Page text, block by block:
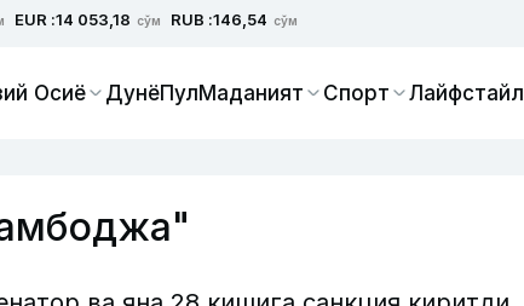
EUR :14 053,18 сўм RUB :146,54 сўм
Осиё ДунёПулМаданият Спорт Лайфстайл